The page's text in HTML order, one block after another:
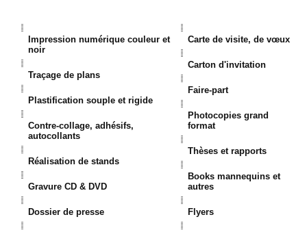
Impression numérique couleur et
noir
Traçage de plans
Plastification souple et rigide
Contre-collage, adhésifs,
autocollants
Réalisation de stands
Gravure CD & DVD
Dossier de presse
Carte de visite, de vœux
Carton d'invitation
Faire-part
Photocopies grand
format
Thèses et rapports
Books mannequins et
autres
Flyers